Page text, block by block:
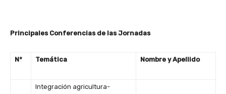
Principales Conferencias de las Jornadas
N° Temática Nombre y Apellido
Integración agricultura-